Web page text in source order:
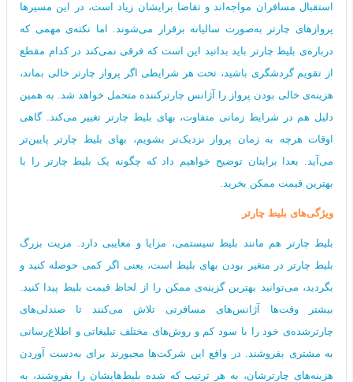
استقبال مسافران مواجه‌اند و تقاضا برایشان زیاد است، در این مسیرها
پروازهای چارتر به‌صورت سالیانه برقرار می‌شوند. اما نکته‌ی مهمی که
درباره‌ی بلیط چارتر باید بدانید این است که فرقی نمی‌کند در کدام مقطع
از تقویم گردشگری باشید، تحت هر شرایطی اگر پرواز چارتر خالی بماند،
هزینه‌ی خالی بودن پرواز را آژانس چارترکننده متحمل خواهد شد. به همین
دلیل هم در شرایط زمانی متفاوت، بهای بلیط چارتر تغییر می‌کند. گاهی
اوقات هرچه به زمان پرواز نزدیک‌تر بشویم، بهای بلیط چارتر پایین‌تر
می‌آید. بعدا برایتان توضیح خواهیم داد که چگونه یک بلیط چارتر را با
بهترین قیمت ممکن بخرید.
ویژگی‌های بلیط چارتر
بلیط چارتر هم مانند بلیط سیستمی، مزایا و معایبی دارد. مزیت بزرگ
بلیط‌ چارتر در متغیر بودن بهای بلیط است، یعنی اگر کمی حوصله کنید و
بگردید، می‌توانید بهترین گزینه‌ی ممکن را از لحاظ قیمت بلیط پیدا کنید.
بیشتر وقت‌ها آژانس‌های مسافرتی تلاش می‌کنند تا صندلی‌های
چارترشده‌ی خود را با سود کم و روش‌های مختلف تبلیغاتی و اطلاع‌رسانی
به مشتری بفروشند. در واقع این شرکت‌ها مجبورند برای به‌دست آوردن
هزینه‌های چارترشان، به هر ترتیب که شده بلیط‌هایشان را بفروشند، به